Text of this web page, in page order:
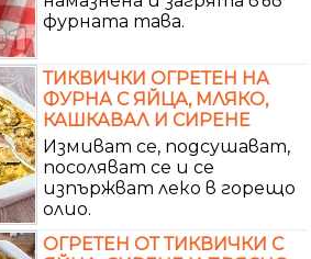
фурната тава.
ТИКВИЧКИ ОГРЕТЕН НА
ФУРНА С ЯЙЦА, МЛЯКО,
КАШКАВАЛ И СИРЕНЕ
Измиват се, подсушават,
посоляват се и се
изпържват леко в горещо
олио.
ОГРЕТЕН ОТ ТИКВИЧКИ С